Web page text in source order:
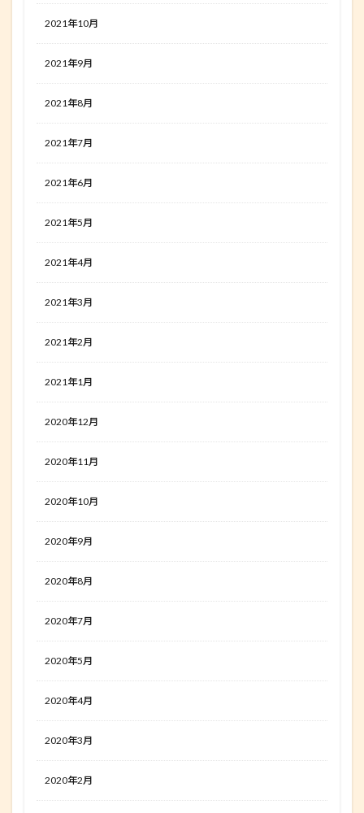
2021年10月
2021年9月
2021年8月
2021年7月
2021年6月
2021年5月
2021年4月
2021年3月
2021年2月
2021年1月
2020年12月
2020年11月
2020年10月
2020年9月
2020年8月
2020年7月
2020年5月
2020年4月
2020年3月
2020年2月